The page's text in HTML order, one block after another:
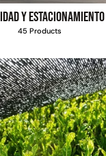
y estacionamiento
45 Products
$1.427.544
Leer más